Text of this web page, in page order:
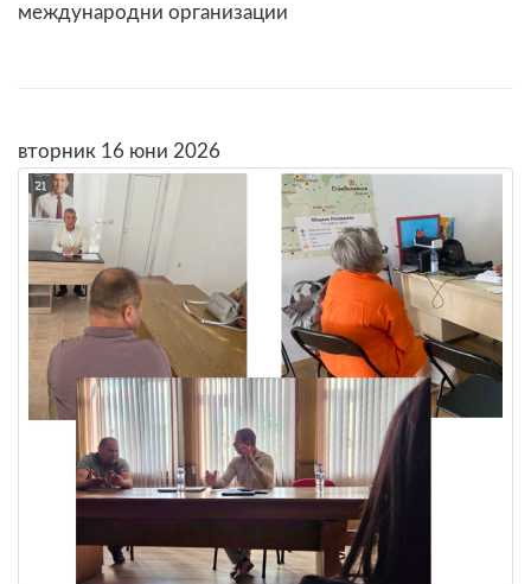
международни организации
вторник 16 юни 2026